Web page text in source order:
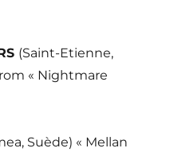
(Saint-Etienne,
« Nightmare
Suède) « Mellan